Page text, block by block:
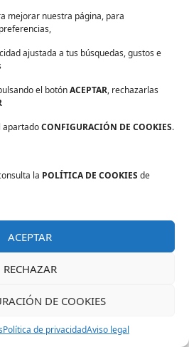
mejorar nuestra página, para
ajustada a tus búsquedas, gustos e
el botónACEPTAR, rechazarlas
apartadoCONFIGURACIÓN DE COOKIES.
la POLÍTICA DE COOKIES de
ACEPTAR
RECHAZAR
DE COOKIES
Política de privacidadAviso legal
genérico,
las superficiesque éste
lavadas con agua y
mínimo, una vez al día.
de si se acaba de llevar a
profesionales.
que el espacio se
y celulosa para